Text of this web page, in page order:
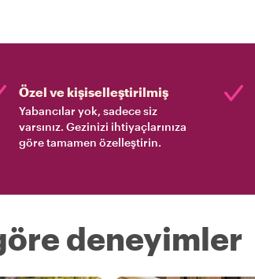
Özel ve kişiselleştirilmiş
Yabancılar yok, sadece siz
varsınız. Gezinizi ihtiyaçlarınıza
göre tamamen özelleştirin.
deneyimler